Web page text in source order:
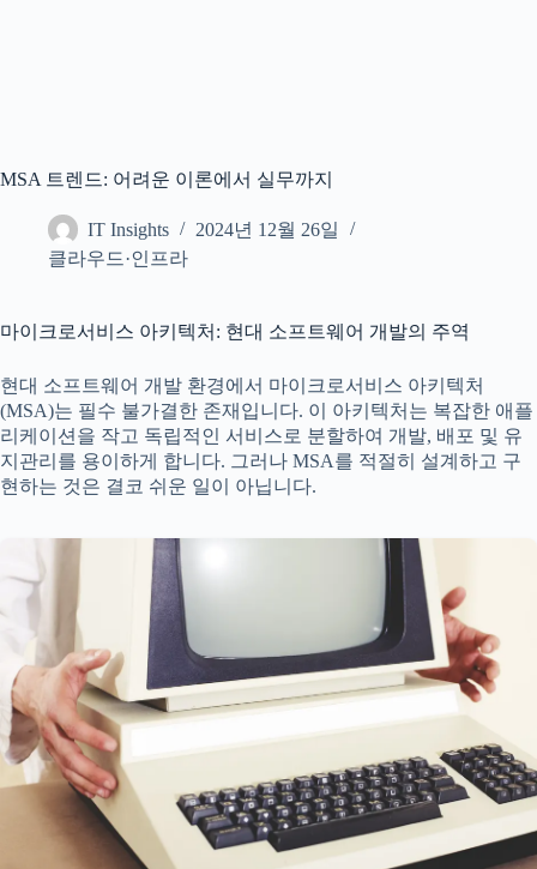
MSA 트렌드: 어려운 이론에서 실무까지
IT Insights
2024년 12월 26일
클라우드·인프라
마이크로서비스 아키텍처: 현대 소프트웨어 개발의 주역
현대 소프트웨어 개발 환경에서 마이크로서비스 아키텍처
(MSA)는 필수 불가결한 존재입니다. 이 아키텍처는 복잡한 애플
리케이션을 작고 독립적인 서비스로 분할하여 개발, 배포 및 유
지관리를 용이하게 합니다. 그러나 MSA를 적절히 설계하고 구
현하는 것은 결코 쉬운 일이 아닙니다.